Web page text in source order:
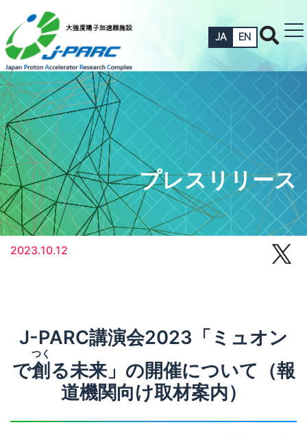
JA EN
プレスリリース
2023.10.12
J-PARC講演会2023「ミュオン
で創
つく
る未来」の開催について（報
道機関向け取材案内）